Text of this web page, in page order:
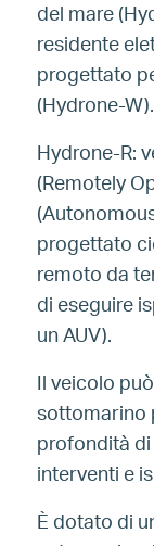
del mare
residente
progettato
(Hydrone-W).
Hydrone-R:
(Remotely
progettato
remoto da
di eseguire
un AUV).
Il veicolo
sottomarino
profondità
interventi e
È dotato di